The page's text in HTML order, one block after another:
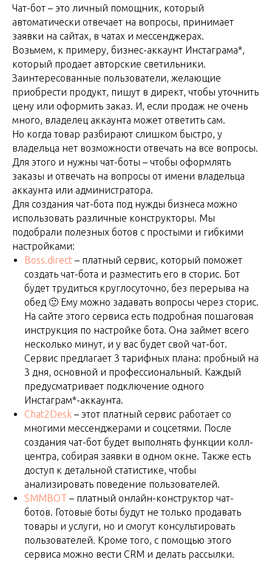
Чат-бот – это личный помощник, который
автоматически отвечает на вопросы, принимает
заявки на сайтах, в чатах и мессенджерах.
Возьмем, к примеру, бизнес-аккаунт Инстаграма*,
который продает авторские светильники.
Заинтересованные пользователи, желающие
приобрести продукт, пишут в директ, чтобы уточнить
цену или оформить заказ. И, если продаж не очень
много, владелец аккаунта может ответить сам.
Но когда товар разбирают слишком быстро, у
владельца нет возможности отвечать на все вопросы.
Для этого и нужны чат-боты – чтобы оформлять
заказы и отвечать на вопросы от имени владельца
аккаунта или администратора.
Для создания чат-бота под нужды бизнеса можно
использовать различные конструкторы. Мы
подобрали полезных ботов с простыми и гибкими
настройками:
Boss.direct – платный сервис, который поможет
создать чат-бота и разместить его в сторис. Бот
будет трудиться круглосуточно, без перерыва на
обед 🙂 Ему можно задавать вопросы через сторис.
На сайте этого сервиса есть подробная пошаговая
инструкция по настройке бота. Она займет всего
несколько минут, и у вас будет свой чат-бот.
Сервис предлагает 3 тарифных плана: пробный на
3 дня, основной и профессиональный. Каждый
предусматривает подключение одного
Инстаграм*-аккаунта.
Chat2Desk – этот платный сервис работает со
многими мессенджерами и соцсетями. После
создания чат-бот будет выполнять функции колл-
центра, собирая заявки в одном окне. Также есть
доступ к детальной статистике, чтобы
анализировать поведение пользователей.
SMMBOT – платный онлайн-конструктор чат-
ботов. Готовые боты будут не только продавать
товары и услуги, но и смогут консультировать
пользователей. Кроме того, с помощью этого
сервиса можно вести CRM и делать рассылки.